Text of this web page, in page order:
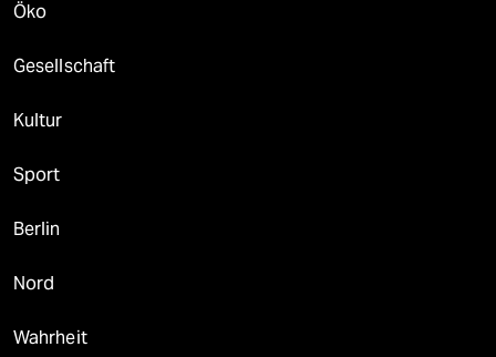
Öko
Gesellschaft
Kultur
Sport
Berlin
Nord
Wahrheit